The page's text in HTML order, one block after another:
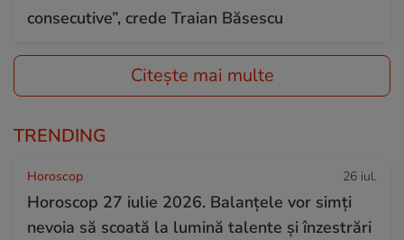
consecutive”, crede Traian Băsescu
Citește mai multe
TRENDING
Horoscop 26 iul.
Horoscop 27 iulie 2026. Balanțele vor simți
nevoia să scoată la lumină talente și înzestrări